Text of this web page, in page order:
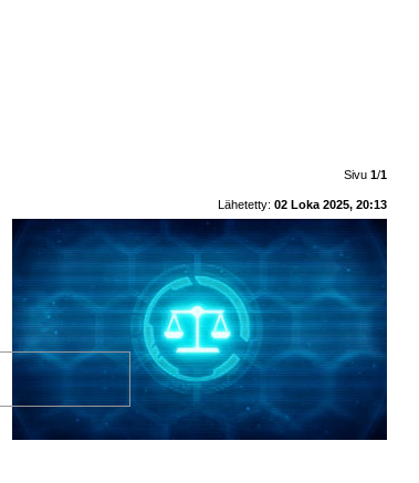
Sivu 1/1
Lähetetty: 02 Loka 2025, 20:13